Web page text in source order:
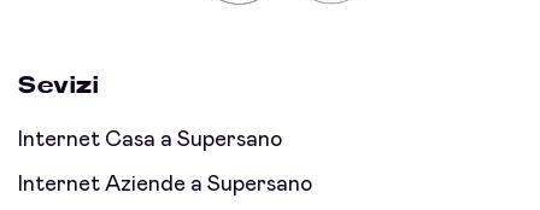
Sevizi
Internet Casa a Supersano
Internet Aziende a Supersano